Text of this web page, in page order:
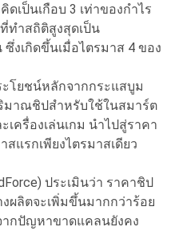
เป็นเกือบ 3 เท่าของกำไร
ทำสถิติสูงสุดเป็น
งเกิดขึ้นเมื่อไตรมาส 4 ของ
ะโยชน์หลักจากกระแสบูม
มาณชิปสำหรับใช้ในสมาร์ต
ครื่องเล่นเกม นำไปสู่ราคา
แรกเพียงไตรมาสเดียว
ประเมินว่า ราคาชิป
ผลิตจะเพิ่มขึ้นมากกว่าร้อย
ากปัญหาขาดแคลนยังคง